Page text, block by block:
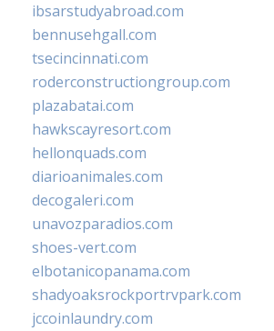
ibsarstudyabroad.com
bennusehgall.com
tsecincinnati.com
roderconstructiongroup.com
plazabatai.com
hawkscayresort.com
hellonquads.com
diarioanimales.com
decogaleri.com
unavozparadios.com
shoes-vert.com
elbotanicopanama.com
shadyoaksrockportrvpark.com
jccoinlaundry.com